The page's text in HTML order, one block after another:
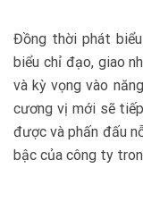
Đồng thời phát
biểu chỉ đạo, giao
và kỳ vọng vào
cương vị mới sẽ
được và phấn đấu
bậc của công ty